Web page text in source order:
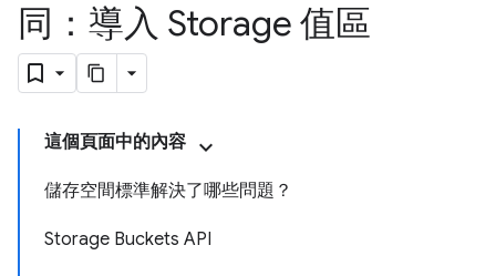
同：導入 Storage 值區
這個頁面中的內容
儲存空間標準解決了哪些問題？
Storage Buckets API